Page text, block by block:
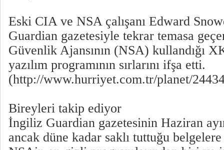
Eski CIA ve NSA çalışanı Edward
Guardian gazetesiyle tekrar temasa
Güvenlik Ajansının (NSA) kullandığı
yazılım programının sırlarını ifşa etti.
(http://www.hurriyet.com.tr/planet/
Bireyleri takip ediyor
İngiliz Guardian gazetesinin Haziran
ancak düne kadar saklı tuttuğu